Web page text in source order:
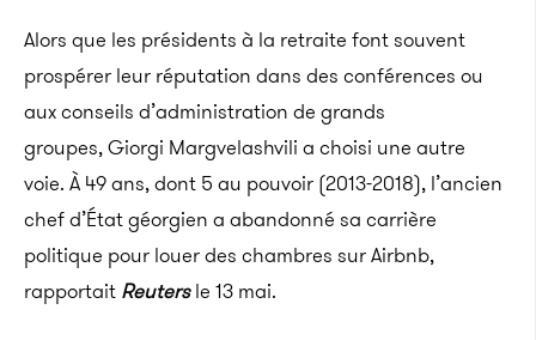
Alors que les présidents à la retraite font souvent
prospérer leur réputation dans des conférences ou
aux conseils d’administration de grands
groupes, Giorgi Margvelashvili a choisi une autre
voie. À 49 ans, dont 5 au pouvoir (2013-2018), l’ancien
chef d’État géorgien a abandonné sa carrière
politique pour louer des chambres sur Airbnb,
rapportait Reutersle 13 mai.